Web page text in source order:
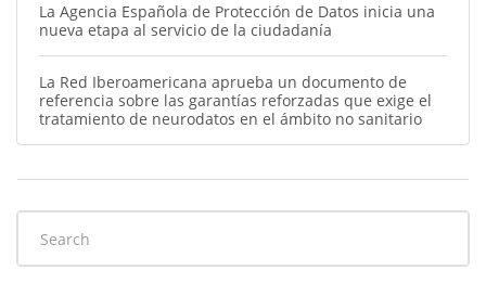
La Agencia Española de Protección de Datos inicia una
nueva etapa al servicio de la ciudadanía
La Red Iberoamericana aprueba un documento de
referencia sobre las garantías reforzadas que exige el
tratamiento de neurodatos en el ámbito no sanitario